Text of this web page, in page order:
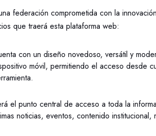
federación comprometida con la
que traerá esta plataforma web:
con un diseño novedoso, versátil y
móvil, permitiendo el acceso desde
el punto central de acceso a toda la
noticias, eventos, contenido institucional,